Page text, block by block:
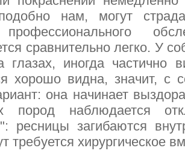
нам, могут
профессионального
сравнительно легко. У
глазах, иногда частично
хорошо видна, значит, с
она начинает
пород наблюдается
ресницы загибаются
требуется хирургическое